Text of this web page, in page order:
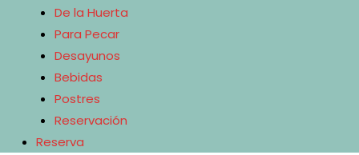
De la Huerta
Para Pecar
Desayunos
Bebidas
Postres
Reservación
Reserva